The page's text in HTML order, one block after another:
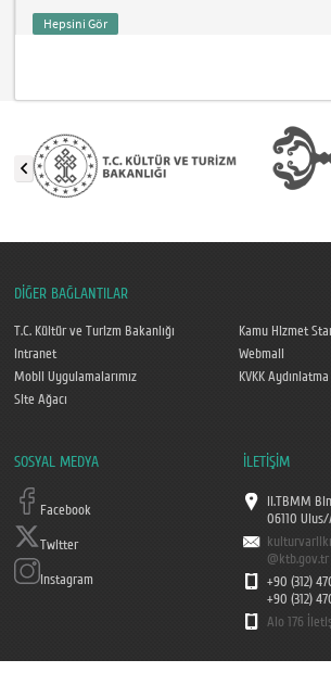
Hepsini Gör
DİĞER BAĞLANTILAR
T.C. Kültür ve Turizm Bakanlığı
Kamu Hizmet
Intranet
Webmail
Mobil Uygulamalarımız
KVKK
Site Ağacı
SOSYAL MEDYA
Facebook
Twitter
Instagram
İLETİŞİM
II.TBMM
06110
@ktb.gov.tr
+90 (312)
+90 (312)
Alo 176